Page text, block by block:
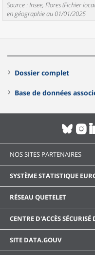
Source : Insee, Flores (Fichier
en géographie au 01/01/2025
Dossier complet
Base de données
NOS SITES PARTENAIRES
SYSTÈME STATISTIQUE
RÉSEAU QUETELET
CENTRE D'ACCÈS
SITE DATA.GOUV